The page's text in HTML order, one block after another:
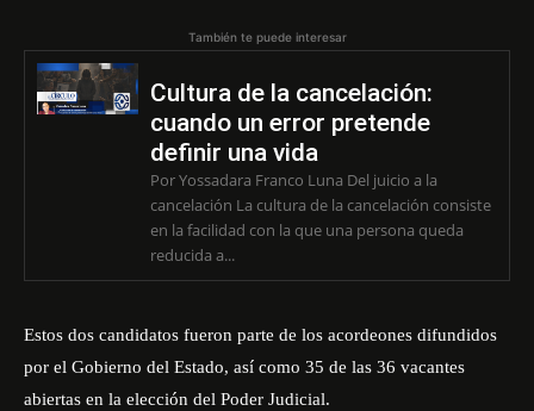
También te puede interesar
Cultura de la cancelación:
cuando un error pretende
definir una vida
Por Yossadara Franco Luna Del juicio a la
cancelación La cultura de la cancelación consiste
en la facilidad con la que una persona queda
reducida a...
Estos dos candidatos fueron parte de los acordeones difundidos
por el Gobierno del Estado, así como 35 de las 36 vacantes
abiertas en la elección del Poder Judicial.